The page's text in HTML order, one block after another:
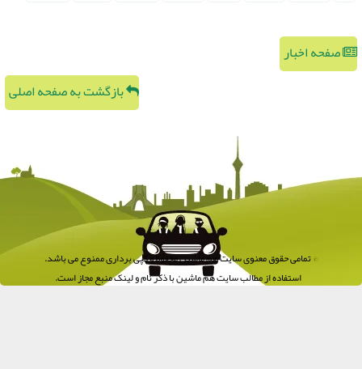
صفحه اخبار
بازگشت به صفحه اصلی
© تمامی حقوق معنوی سایت هم ماشین محفوظ و کپی برداری ممنوع می باشد.
استفاده از مطالب سایت هم ماشین با ذکر نام و لینک منبع مجاز است.